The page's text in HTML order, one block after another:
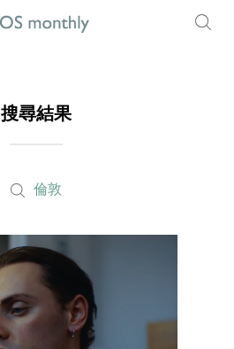
搜尋結果
倫敦